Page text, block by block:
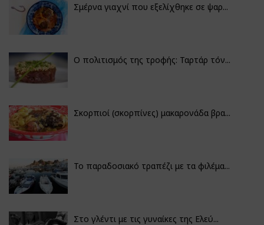
Σμέρνα γιαχνί που εξελίχθηκε σε ψαρ...
Ο πολιτισμός της τροφής: Ταρτάρ τόν...
Σκορπιοί (σκορπίνες) μακαρονάδα βρα...
Το παραδοσιακό τραπέζι με τα φιλέμα...
Στο γλέντι με τις γυναίκες της Ελεύ...